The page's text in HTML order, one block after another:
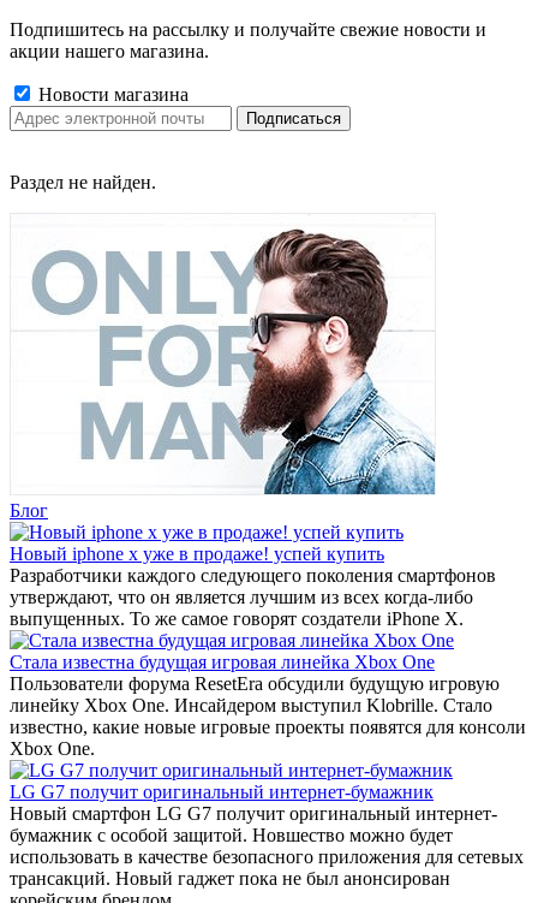
Подпишитесь на рассылку и получайте свежие новости и
акции нашего магазина.
Новости магазина
Раздел не найден.
Блог
Новый iphone x уже в продаже! успей купить
Разработчики каждого следующего поколения смартфонов
утверждают, что он является лучшим из всех когда-либо
выпущенных. То же самое говорят создатели iPhone X.
Стала известна будущая игровая линейка Xbox One
Пользователи форума ResetEra обсудили будущую игровую
линейку Xbox One. Инсайдером выступил Klobrille. Стало
известно, какие новые игровые проекты появятся для консоли
Xbox One.
LG G7 получит оригинальный интернет-бумажник
Новый смартфон LG G7 получит оригинальный интернет-
бумажник с особой защитой. Новшество можно будет
использовать в качестве безопасного приложения для сетевых
трансакций. Новый гаджет пока не был анонсирован